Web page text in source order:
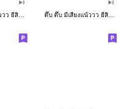
ดึ๊บ ดึ๊บ มีเสียงแน้ววว ยี่สิบเจ็ด ดึ๊บ ดึ๊บ มีเสียงแน้ววว ยี่สิบหก